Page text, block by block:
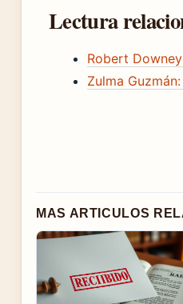
Lectura
Robert
Zulma
MAS ARTICULOS